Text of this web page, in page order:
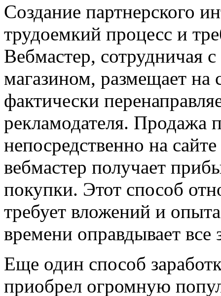
Создание партнерского
трудоемкий процесс и
Вебмастер, сотрудничая
магазином, размещает на
фактически
рекламодателя. Продажа
непосредственно на
вебмастер получает
покупки. Этот способ
требует вложений и
времени оправдывает все
Еще один способ
приобрел огромную